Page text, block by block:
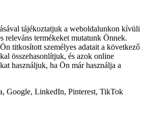
tájékoztatjuk a weboldalunkon kívüli
releváns termékeket mutatunk Önnek.
titkosított személyes adatait a következő
összehasonlítjuk, és azok online
használjuk, ha Ön már használja a
Google, LinkedIn, Pinterest, TikTok